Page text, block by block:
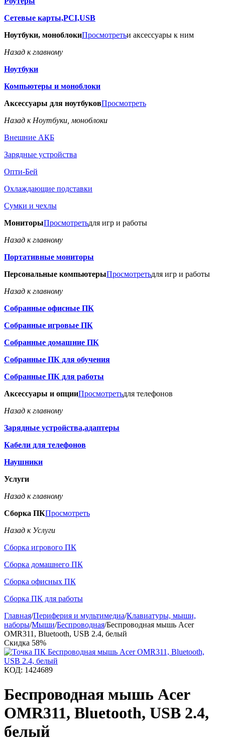
Сетевые карты,PCI,USB
Ноутбуки, моноблокиПросмотретьи аксессуары к ним
Назад к главному
Ноутбуки
Компьютеры и моноблоки
Аксессуары для ноутбуковПросмотреть
Назад к Ноутбуки, моноблоки
Внешние АКБ
Зарядные устройства
Опти-Бей
Охлаждающие подставки
Сумки и чехлы
МониторыПросмотретьдля игр и работы
Назад к главному
Портативные мониторы
Персональные компьютерыПросмотретьдля игр и работы
Назад к главному
Собранные офисные ПК
Собранные игровые ПК
Собранные домашние ПК
Собранные ПК для обучения
Собранные ПК для работы
Аксессуары и опцииПросмотретьдля телефонов
Назад к главному
Зарядные устройства,адаптеры
Кабели для телефонов
Наушники
Услуги
Назад к главному
Сборка ПКПросмотреть
Назад к Услуги
Сборка игрового ПК
Сборка домашнего ПК
Сборка офисных ПК
Сборка ПК для работы
Главная/Периферия и мультимедиа/Клавиатуры, мыши,
наборы/Мыши/Беспроводная/Беспроводная мышь Acer
OMR311, Bluetooth, USB 2.4, белый
Скидка 58%
КОД: 1424689
Беспроводная мышь Acer
OMR311, Bluetooth, USB 2.4,
белый